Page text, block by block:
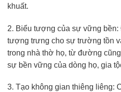
khuất.
2. Biểu tượng của sự vững
tượng trưng cho sự trường tồn
trong nhà thờ họ, từ đường
sự bền vững của dòng họ, gia
3. Tạo không gian thiêng liêng: